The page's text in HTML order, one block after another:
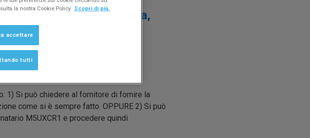
gli altri fornitori di energia,
1) Si può chiedere al fornitore di fornire la
come si è sempre fatto. OPPURE 2) Si può
M5UXCR1 e procedere quindi
la nostra Cookie Policy. Scopri di più.
accettare
tutti